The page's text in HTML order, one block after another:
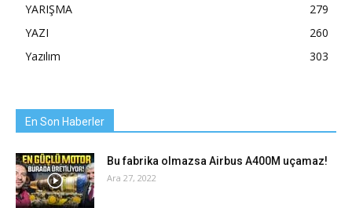
YARIŞMA
279
YAZI
260
Yazılım
303
En Son Haberler
Bu fabrika olmazsa Airbus A400M uçamaz!
Ara 27, 2022